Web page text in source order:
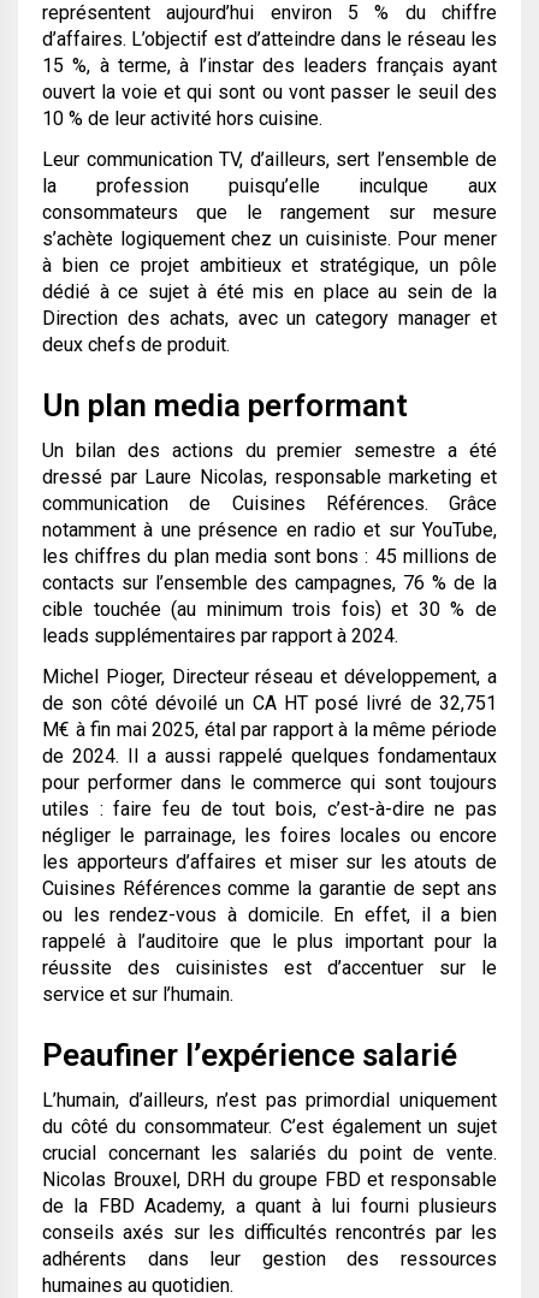
représentent aujourd’hui environ 5 % du chiffre
d’affaires. L’objectif est d’atteindre dans le réseau les
15 %, à terme, à l’instar des leaders français ayant
ouvert la voie et qui sont ou vont passer le seuil des
10 % de leur activité hors cuisine.
Leur communication TV, d’ailleurs, sert l’ensemble de
la profession puisqu’elle inculque aux
consommateurs que le rangement sur mesure
s’achète logiquement chez un cuisiniste. Pour mener
à bien ce projet ambitieux et stratégique, un pôle
dédié à ce sujet à été mis en place au sein de la
Direction des achats, avec un category manager et
deux chefs de produit.
Un plan media performant
Un bilan des actions du premier semestre a été
dressé par Laure Nicolas, responsable marketing et
communication de Cuisines Références. Grâce
notamment à une présence en radio et sur YouTube,
les chiffres du plan media sont bons : 45 millions de
contacts sur l’ensemble des campagnes, 76 % de la
cible touchée (au minimum trois fois) et 30 % de
leads supplémentaires par rapport à 2024.
Michel Pioger, Directeur réseau et développement, a
de son côté dévoilé un CA HT posé livré de 32,751
M€ à fin mai 2025, étal par rapport à la même période
de 2024. Il a aussi rappelé quelques fondamentaux
pour performer dans le commerce qui sont toujours
utiles : faire feu de tout bois, c’est-à-dire ne pas
négliger le parrainage, les foires locales ou encore
les apporteurs d’affaires et miser sur les atouts de
Cuisines Références comme la garantie de sept ans
ou les rendez-vous à domicile. En effet, il a bien
rappelé à l’auditoire que le plus important pour la
réussite des cuisinistes est d’accentuer sur le
service et sur l’humain.
Peaufiner l’expérience salarié
L’humain, d’ailleurs, n’est pas primordial uniquement
du côté du consommateur. C’est également un sujet
crucial concernant les salariés du point de vente.
Nicolas Brouxel, DRH du groupe FBD et responsable
de la FBD Academy, a quant à lui fourni plusieurs
conseils axés sur les difficultés rencontrés par les
adhérents dans leur gestion des ressources
humaines au quotidien.